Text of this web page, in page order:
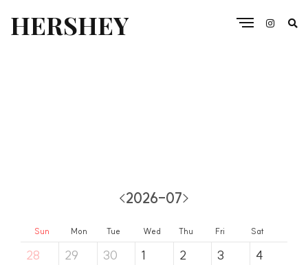
HERSHEY
<2026-07>
Sun Mon Tue Wed Thu Fri Sat
28 29 30 1 2 3 4